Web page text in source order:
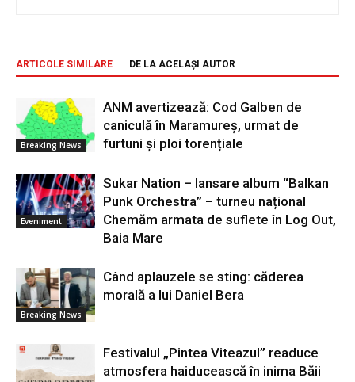
ARTICOLE SIMILARE DE LA ACELAȘI AUTOR
Breaking News
ANM avertizează: Cod Galben de
caniculă în Maramureș, urmat de
furtuni și ploi torențiale
Eveniment
Sukar Nation – lansare album “Balkan
Punk Orchestra” – turneu național
Chemăm armata de suflete în Log Out,
Baia Mare
Breaking News
Când aplauzele se sting: căderea
morală a lui Daniel Bera
Festivalul „Pintea Viteazul” readuce
atmosfera haiducească în inima Băii